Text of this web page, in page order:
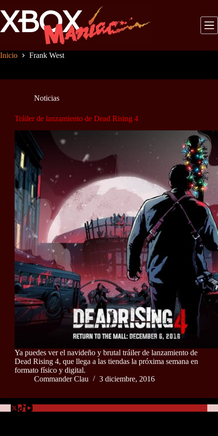
al
contenido
Inicio Frank West
Noticias
Tráiler de lanzamiento de Dead Rising 4
Ya puedes ver el navideño y brutal tráiler de lanzamiento de
Dead Rising 4, que llega a las tiendas la próxima semana en
formato físico y digital.
Commander Clau
3 diciembre, 2016